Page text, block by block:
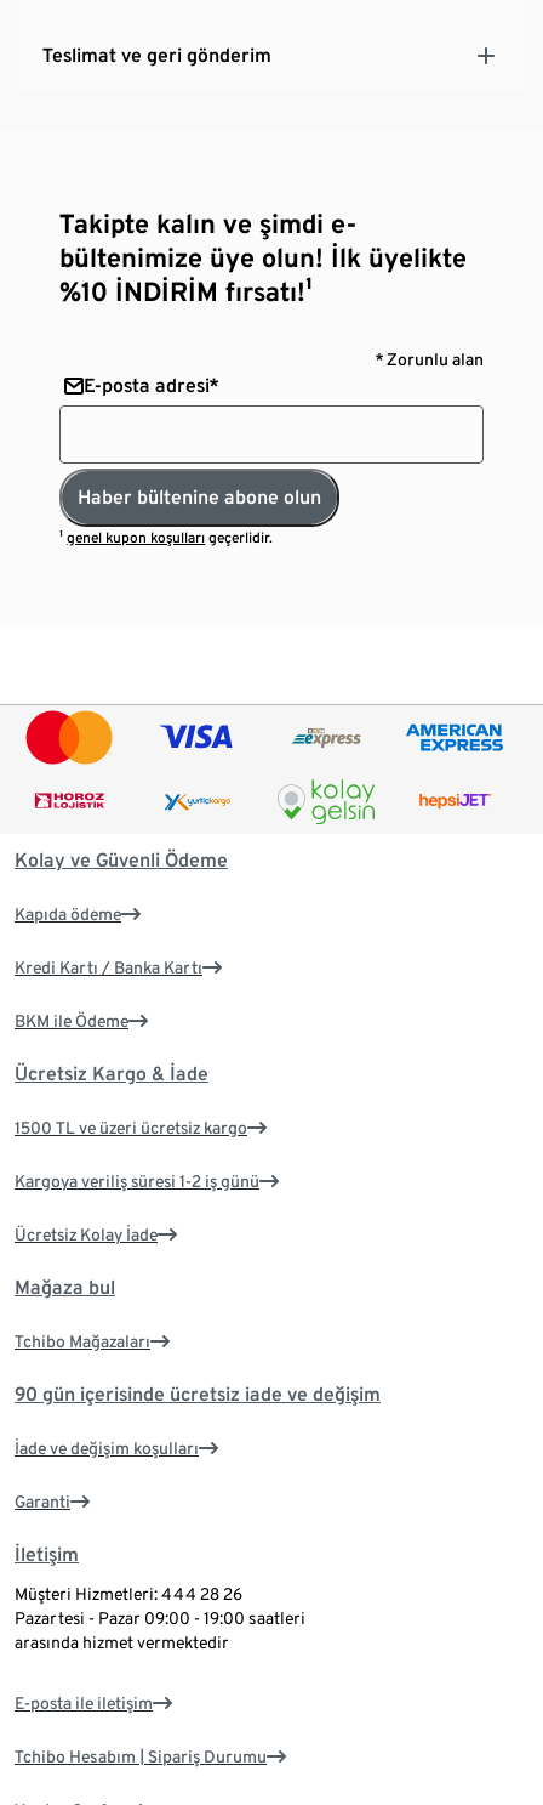
Teslimat ve geri gönderim
Takipte kalın ve şimdi e-
bültenimize üye olun! İlk üyelikte
%10 İNDİRİM fırsatı!¹
* Zorunlu alan
E-posta adresi*
Haber bültenine abone olun
¹genel kupon koşulları geçerlidir.
Kolay ve Güvenli Ödeme
Kapıda ödeme
Kredi Kartı / Banka Kartı
BKM ile Ödeme
Ücretsiz Kargo & İade
1500 TL ve üzeri ücretsiz kargo
Kargoya veriliş süresi 1-2 iş günü
Ücretsiz Kolay İade
Mağaza bul
Tchibo Mağazaları
90 gün içerisinde ücretsiz iade ve değişim
İade ve değişim koşulları
Garanti
İletişim
Müşteri Hizmetleri: 444 28 26
Pazartesi - Pazar 09:00 - 19:00 saatleri
arasında hizmet vermektedir
E-posta ile iletişim
Tchibo Hesabım | Sipariş Durumu